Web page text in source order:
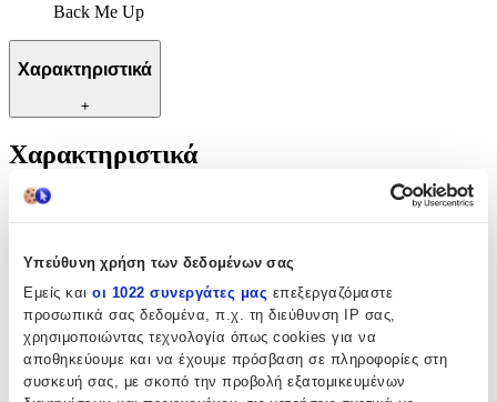
Υπεύθυνη χρήση των δεδομένων σας
Εμείς και οι 1022 συνεργάτες μας επεξεργαζόμαστε
προσωπικά σας δεδομένα, π.χ. τη διεύθυνση IP σας,
χρησιμοποιώντας τεχνολογία όπως cookies για να
αποθηκεύουμε και να έχουμε πρόσβαση σε πληροφορίες στη
συσκευή σας, με σκοπό την προβολή εξατομικευμένων
Back Me Up
Χαρακτηριστικά
+
Χαρακτηριστικά
Θέμα:
Μπρελόκ
Κατασκευαστής:
Back Me Up